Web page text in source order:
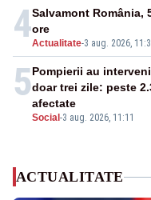
4Actualitate-3 aug. 2026,
Salvamont România,
ore
5
Social -3 aug. 2026, 11:11
Pompierii au
doar trei zile: peste
afectate
ACTUALITATE